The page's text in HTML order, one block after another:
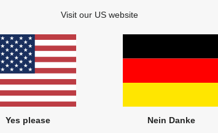
Visit our US website
Yes please Nein Danke